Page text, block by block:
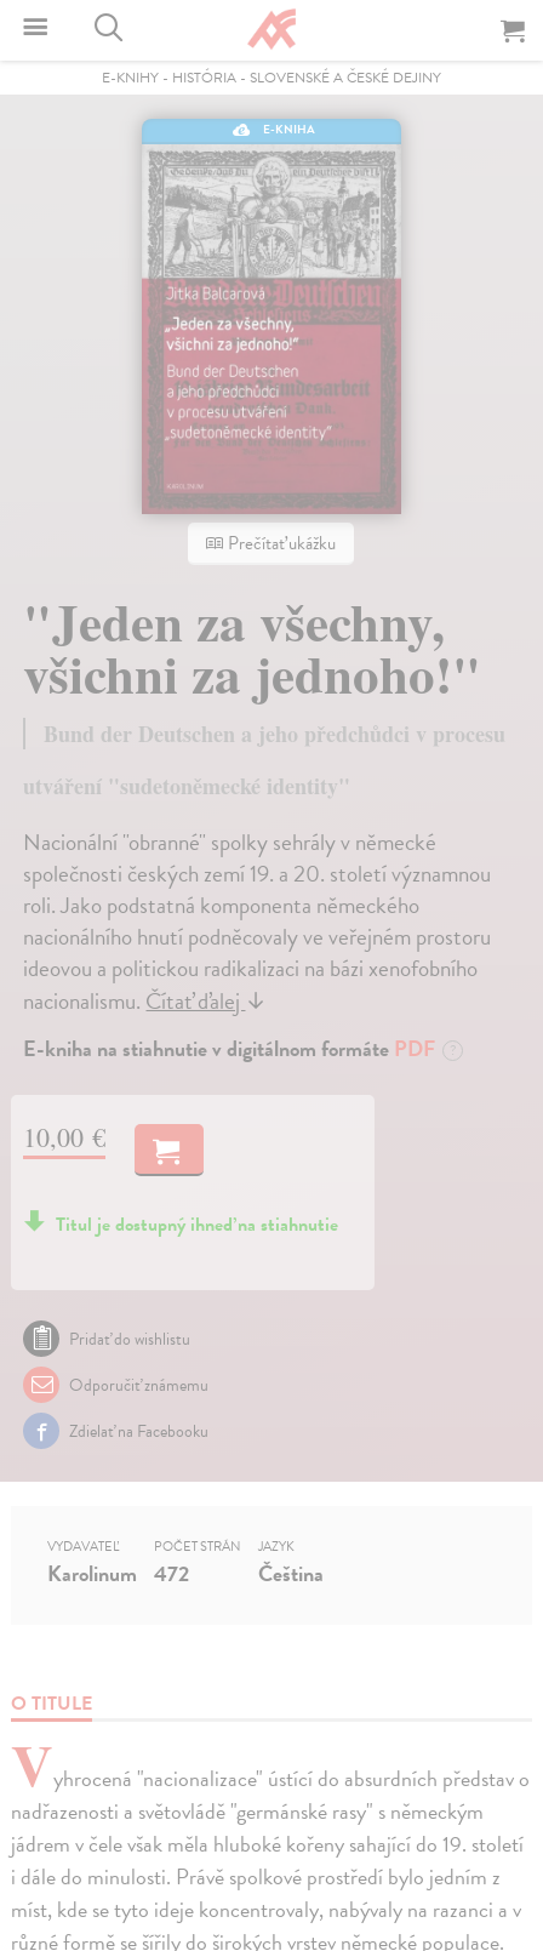
E-KNIHY - HISTÓRIA - SLOVENSKÉ A ČESKÉ DEJINY
E-KNIHA
Prečítať ukážku
"Jeden za všechny,
všichni za jednoho!"
Bund der Deutschen a jeho předchůdci v procesu
utváření "sudetoněmecké identity"
Nacionální "obranné" spolky sehrály v německé
společnosti českých zemí 19. a 20. století významnou
roli. Jako podstatná komponenta německého
nacionálního hnutí podněcovaly ve veřejném prostoru
ideovou a politickou radikalizaci na bázi xenofobního
nacionalismu.Čítať ďalej↓
E-kniha na stiahnutie v digitálnom formáte PDF ?
10,00 €
Titul je dostupný ihneď na stiahnutie
Pridať do wishlistu
Odporučiť známemu
Zdielať na Facebooku
O TITULE
Vyhrocená "nacionalizace" ústící do absurdních představ o
nadřazenosti a světovládě "germánské rasy" s německým
jádrem v čele však měla hluboké kořeny sahající do 19. století
i dále do minulosti. Právě spolkové prostředí bylo jedním z
míst, kde se tyto ideje koncentrovaly, nabývaly na razanci a v
různé formě se šířily do širokých vrstev německé populace.
VYDAVATEĽ
Karolinum
POČET STRÁN
472
JAZYK
Čeština